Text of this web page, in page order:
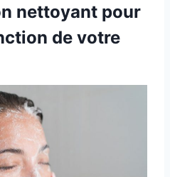
nettoyant pour
de votre